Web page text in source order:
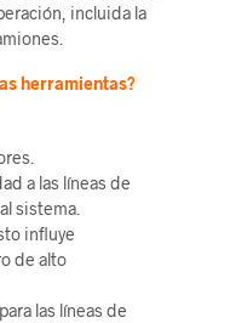
incluida la
herramientas?
a las líneas de
sistema.
influye
de alto
las líneas de